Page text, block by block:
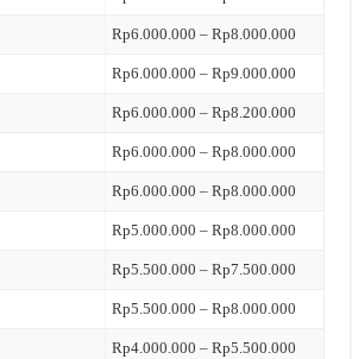
Rp6.000.000 – Rp8.000.000
Rp6.000.000 – Rp9.000.000
Rp6.000.000 – Rp8.200.000
Rp6.000.000 – Rp8.000.000
Rp6.000.000 – Rp8.000.000
Rp5.000.000 – Rp8.000.000
Rp5.500.000 – Rp7.500.000
Rp5.500.000 – Rp8.000.000
Rp4.000.000 – Rp5.500.000